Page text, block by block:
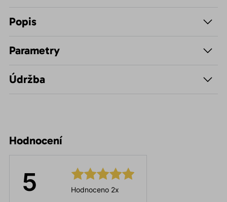
Popis
Parametry
Údržba
Hodnocení
5 Hodnoceno 2x